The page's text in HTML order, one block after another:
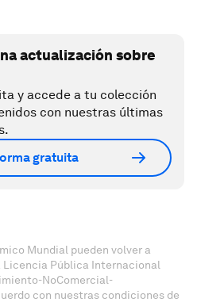
actualización sobre
y accede a tu colección
con nuestras últimas
gratuita
Mundial pueden volver a
Licencia Pública Internacional
NoComercial-
con nuestras condiciones de